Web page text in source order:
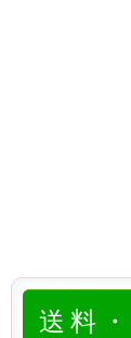
送料